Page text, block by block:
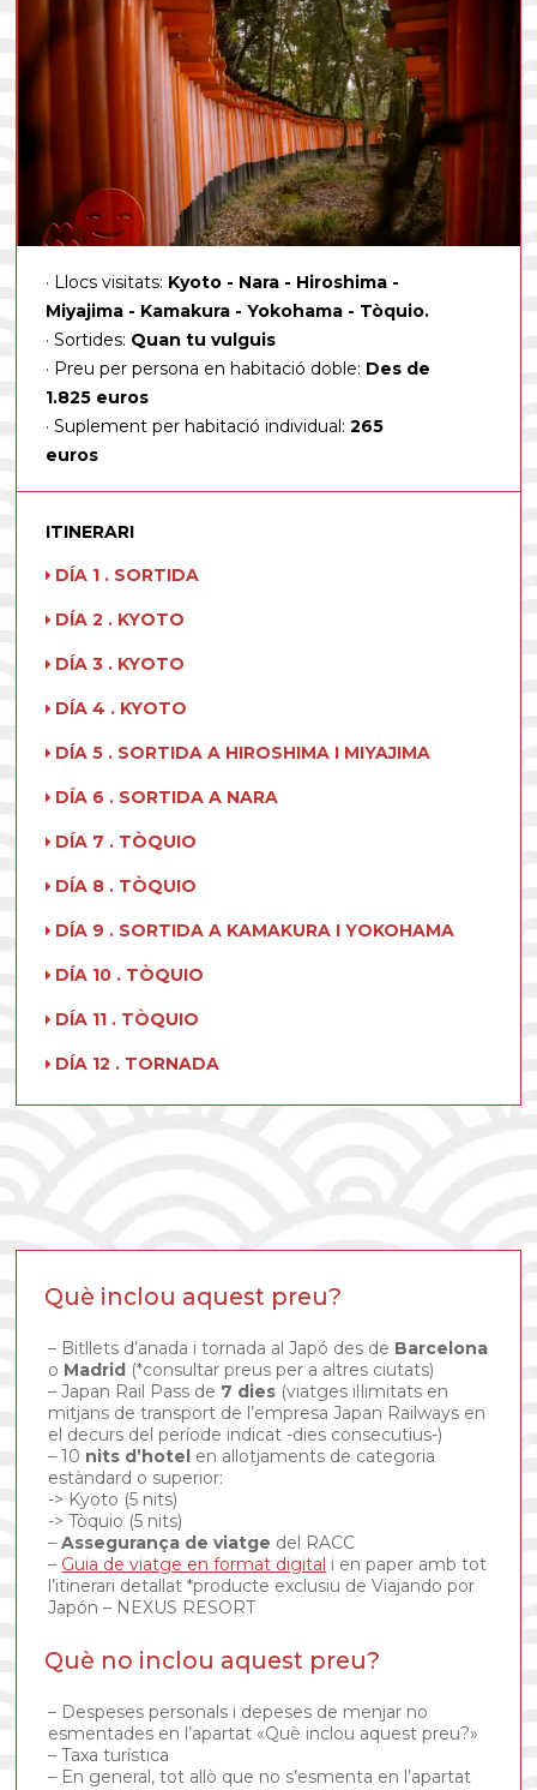
Llocs visitats: Kyoto - Nara - Hiroshima -
Miyajima - Kamakura - Yokohama - Tòquio.
Sortides: Quan tu vulguis
Preu per persona en habitació doble: Des de
1.825 euros
Suplement per habitació individual:265
euros
ITINERARI
DÍA 1 . SORTIDA
DÍA 2 . KYOTO
DÍA 3 . KYOTO
DÍA 4 . KYOTO
DÍA 5 . SORTIDA A HIROSHIMA I MIYAJIMA
DÍA 6 . SORTIDA A NARA
DÍA 7 . TÒQUIO
DÍA 8 . TÒQUIO
DÍA 9 . SORTIDA A KAMAKURA I YOKOHAMA
DÍA 10 . TÒQUIO
DÍA 11 . TÒQUIO
DÍA 12 . TORNADA
Què inclou aquest preu?
– Bitllets d’anada i tornada al Japó des de Barcelona
o Madrid (*consultar preus per a altres ciutats)
– Japan Rail Pass de 7 dies (viatges il·limitats en
mitjans de transport de l’empresa Japan Railways en
el decurs del període indicat -dies consecutius-)
– 10 nits d’hotel en allotjaments de categoria
estàndard o superior:
-> Kyoto (5 nits)
-> Tòquio (5 nits)
–Assegurança de viatge del RACC
– Guia de viatge en format digital i en paper amb tot
l’itinerari detallat *producte exclusiu de Viajando por
Japón – NEXUS RESORT
Què no inclou aquest preu?
– Despeses personals i depeses de menjar no
esmentades en l’apartat «Què inclou aquest preu?»
– Taxa turística
– En general, tot allò que no s’esmenta en l’apartat